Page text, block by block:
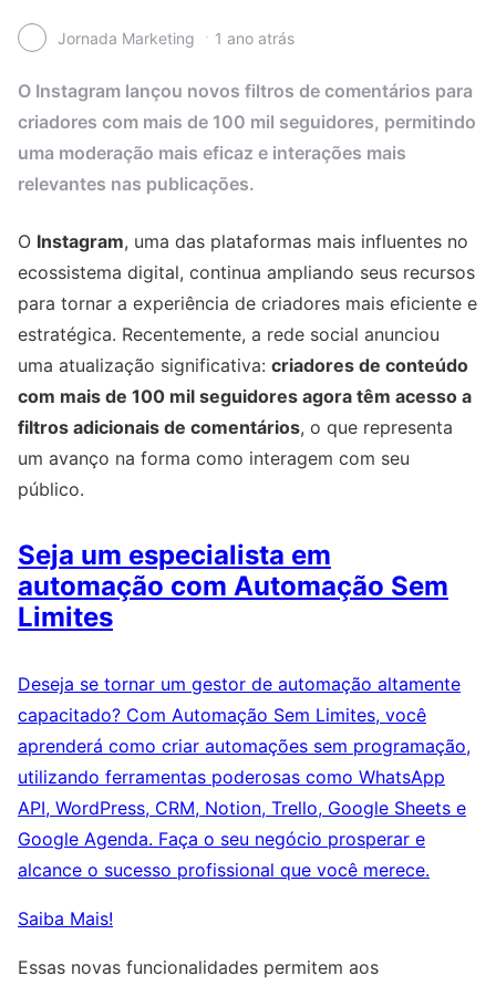
Jornada Marketing 1 ano atrás
O Instagram lançou novos filtros de comentários para
criadores com mais de 100 mil seguidores, permitindo
uma moderação mais eficaz e interações mais
relevantes nas publicações.
O Instagram, uma das plataformas mais influentes no
ecossistema digital, continua ampliando seus recursos
para tornar a experiência de criadores mais eficiente e
estratégica. Recentemente, a rede social anunciou
uma atualização significativa: criadores de conteúdo
com mais de 100 mil seguidores agora têm acesso a
filtros adicionais de comentários, o que representa
um avanço na forma como interagem com seu
público.
Seja um especialista em
automação com Automação Sem
Limites
Deseja se tornar um gestor de automação altamente
capacitado? Com Automação Sem Limites, você
aprenderá como criar automações sem programação,
utilizando ferramentas poderosas como WhatsApp
API, WordPress, CRM, Notion, Trello, Google Sheets e
Google Agenda. Faça o seu negócio prosperar e
alcance o sucesso profissional que você merece.
Saiba Mais!
Essas novas funcionalidades permitem aos